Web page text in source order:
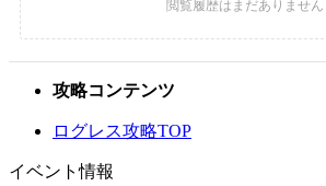
攻略コンテンツ
ログレス攻略TOP
イベント情報